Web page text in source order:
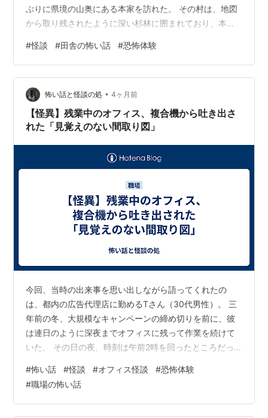
ぶりに県境の山奥にある本家を訪れた。 その村は、地図
から取り残されたように深い杉林に囲まれており、本家
え、親戚一同が座敷で酒を酌み交わしていた夜のこと
だ。 都会の喧騒に慣れたMさんにとって、夜の静寂があ
まりに重く、彼女は少し風に当たろうと一人で縁側へと
出た。 時刻は午後11時を回った頃。 外は月明かりすら届
かない、墨を流したような漆黒の闇だった。
#怪談 #田舎の怖い話 #恐怖体験
怖い話と怪談の処 • 4ヶ月前
【怪異】残業中のオフィス、複合機から吐き出さ
れた「見覚えのない間取り図」
今回、当時の出来事を思い出しながら語ってくれたの
は、都内の広告代理店に勤めるTさん（30代男性）。 三
年前の冬、大規模なキャンペーンの締め切りを前に、彼
は連日のように深夜までオフィスに残って作業を続けて
いた。 その日の夜、時刻は午前2時を回ったところだっ
廊下の非常灯だけが青白く灯っている。 周囲は静まり返
り、聞こえるのは自分のタイピング音と、空調が微かに
唸る音だけだ。 「…ガコン、ウィィィィン…」 不意に、
#怖い話 #怪談 #オフィス怪談 #恐怖体験
#職場の怖い話